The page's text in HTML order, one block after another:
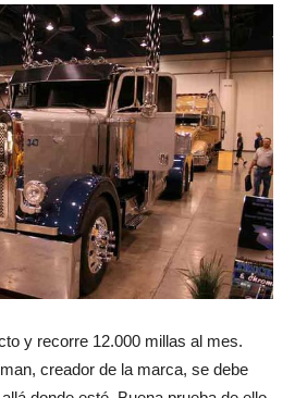
y recorre 12.000 millas al mes.
creador de la marca, se debe